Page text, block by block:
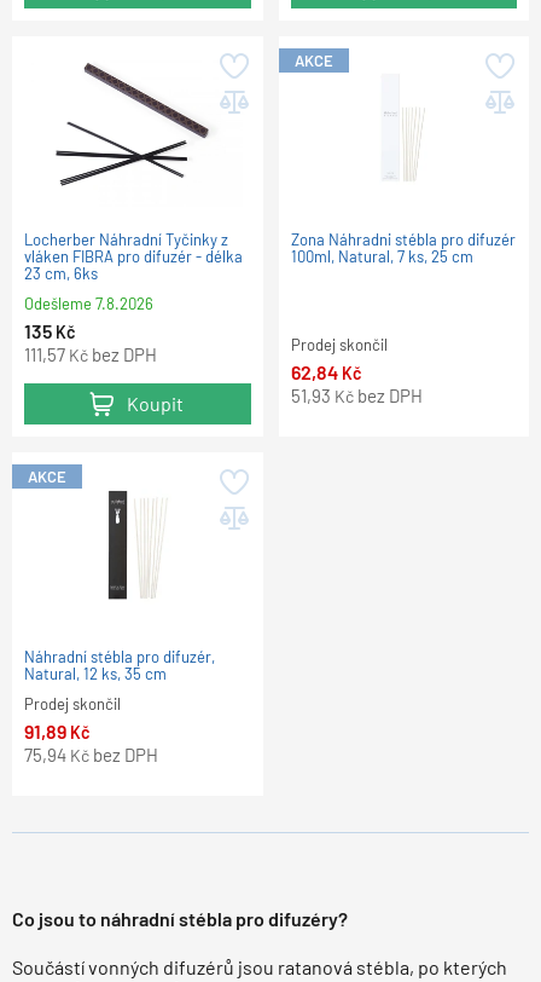
Locherber Náhradní Tyčinky z
vláken FIBRA pro difuzér - délka
23 cm, 6ks
Odešleme7.8.2026
135 Kč
111,57 Kč bez DPH
Koupit
AKCE
Zona Náhradni stébla pro difuzér
100ml, Natural, 7 ks, 25 cm
Prodej skončil
62,84 Kč
51,93 Kč bez DPH
AKCE
Náhradní stébla pro difuzér,
Natural, 12 ks, 35 cm
Prodej skončil
91,89 Kč
75,94 Kč bez DPH
Co jsou to náhradní stébla pro difuzéry?
Součástí vonných difuzérů jsou ratanová stébla, po kterých